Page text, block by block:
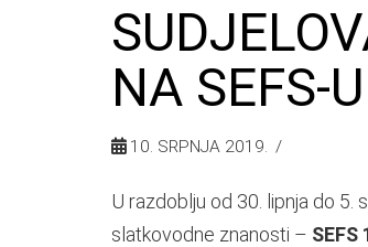
NA SEFS-U
10. SRPNJA 2019.
U razdoblju od 30. lipnja do 5.
slatkovodne znanosti –